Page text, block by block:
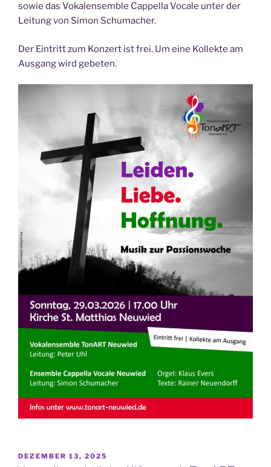
sowie das Vokalensemble Cappella Vocale unter der
Leitung von Simon Schumacher.
Der Eintritt zum Konzert ist frei. Um eine Kollekte am
Ausgang wird gebeten.
VERÖFFENTLICHT
DEZEMBER 13, 2025